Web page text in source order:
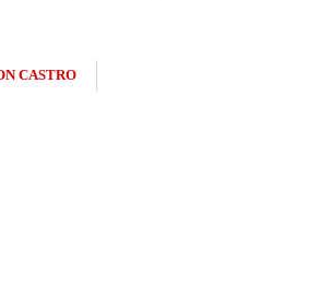
CASTRO